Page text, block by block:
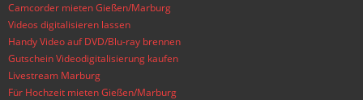
Camcorder mieten Gießen/Marburg
Videos digitalisieren lassen
Handy Video auf DVD/Blu-ray brennen
Gutschein Videodigitalisierung kaufen
Livestream Marburg
Für Hochzeit mieten Gießen/Marburg